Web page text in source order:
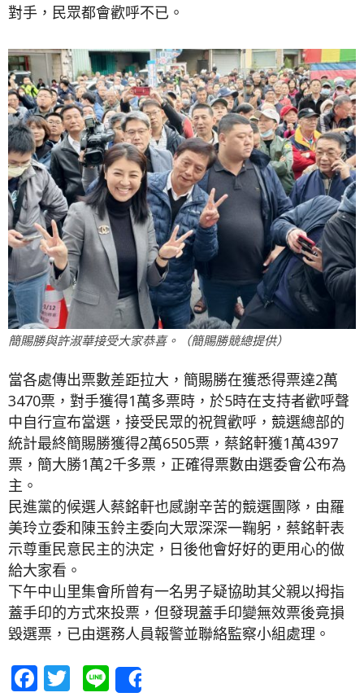
對手，民眾都會歡呼不已。
簡賜勝與許淑華接受大家恭喜。（簡賜勝競總提供）
當各處傳出票數差距拉大，簡賜勝在獲悉得票達2萬
3470票，對手獲得1萬多票時，於5時在支持者歡呼聲
中自行宣布當選，接受民眾的祝賀歡呼，競選總部的
統計最終簡賜勝獲得2萬6505票，蔡銘軒獲1萬4397
票，簡大勝1萬2千多票，正確得票數由選委會公布為
主。
民進黨的候選人蔡銘軒也感謝辛苦的競選團隊，由羅
美玲立委和陳玉鈴主委向大眾深深一鞠躬，蔡銘軒表
示尊重民意民主的決定，日後他會好好的更用心的做
給大家看。
下午中山里集會所曾有一名男子疑協助其父親以拇指
蓋手印的方式來投票，但發現蓋手印變無效票後竟損
毀選票，已由選務人員報警並聯絡監察小組處理。
Facebook
Twitter
Line